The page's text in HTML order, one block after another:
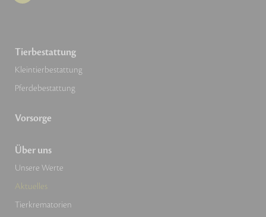
Tierbestattung
Kleintierbestattung
Pferdebestattung
Vorsorge
Über uns
Unsere Werte
Aktuelles
Tierkrematorien